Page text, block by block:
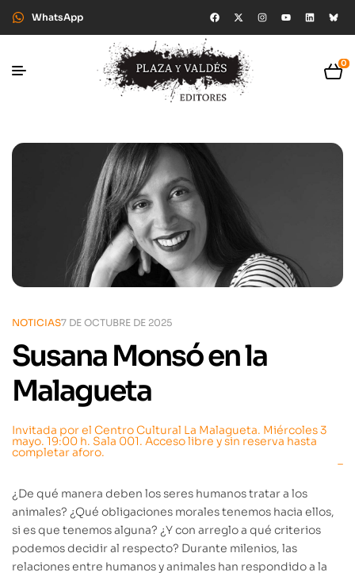
WhatsApp
0
NOTICIAS7 DE OCTUBRE DE 2025
Susana Monsó en la
Malagueta
Invitada por el Centro Cultural La Malagueta. Miércoles 3
mayo. 19:00 h. Sala 001. Acceso libre y sin reserva hasta
completar aforo.
–
¿De qué manera deben los seres humanos tratar a los
animales? ¿Qué obligaciones morales tenemos hacia ellos,
si es que tenemos alguna? ¿Y con arreglo a qué criterios
podemos decidir al respecto? Durante milenios, las
relaciones entre humanos y animales han respondido a la